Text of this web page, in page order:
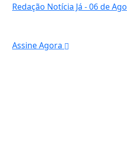
Redação Notícia Já - 06 de Ago
Assine Agora